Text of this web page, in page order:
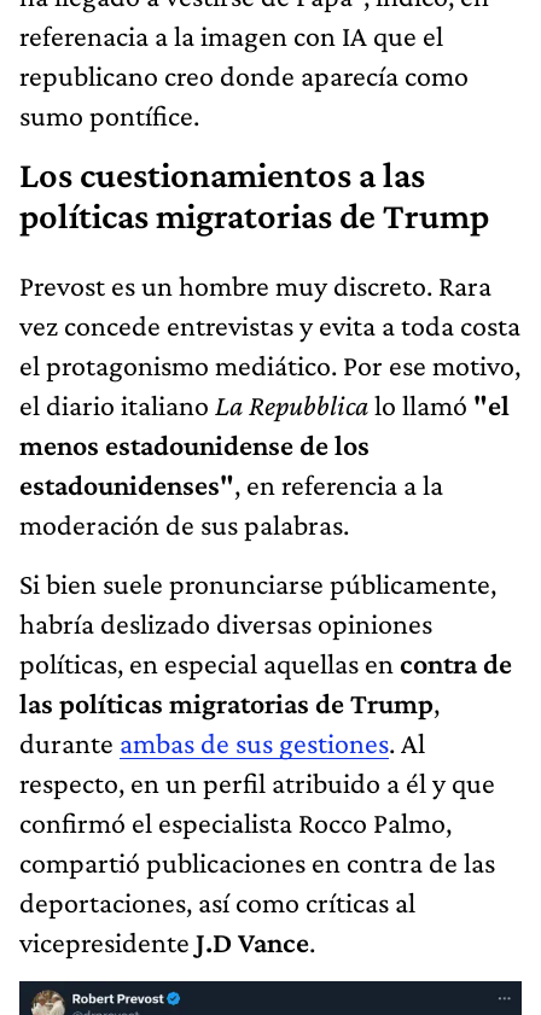
referenacia a la imagen con IA que el
republicano creo donde aparecía como
sumo pontífice.
Los cuestionamientos a las
políticas migratorias de Trump
Prevost es un hombre muy discreto. Rara
vez concede entrevistas y evita a toda costa
el protagonismo mediático. Por ese motivo,
el diario italiano La Repubblicalo llamó "el
menos estadounidense de los
estadounidenses", en referencia a la
moderación de sus palabras.
Si bien suele pronunciarse públicamente,
habría deslizado diversas opiniones
políticas, en especial aquellas en contra de
las políticas migratorias de Trump,
durante ambas de sus gestiones. Al
respecto, en un perfil atribuido a él y que
confirmó el especialista Rocco Palmo,
compartió publicaciones en contra de las
deportaciones, así como críticas al
vicepresidente J.D Vance.